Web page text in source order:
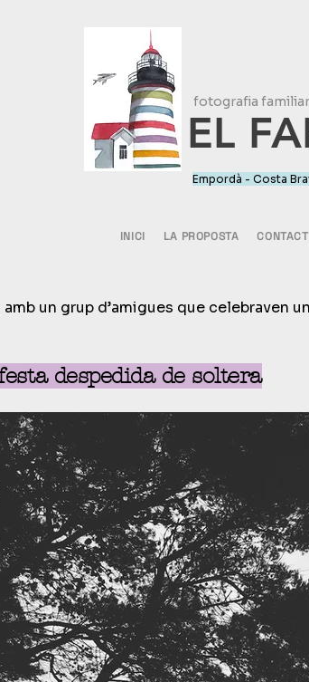
fotografia
EL
Empordà - Costa
INICI LA PROPOSTA
amb un grup d’amigues que celebraven
despedida de soltera